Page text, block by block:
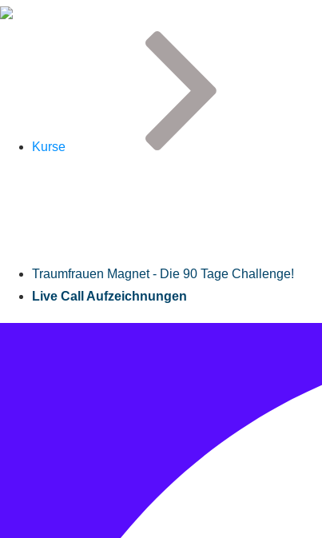
Kurse
Traumfrauen Magnet - Die 90 Tage Challenge!
Live Call Aufzeichnungen